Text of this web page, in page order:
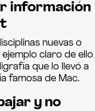
información
nuevas o
claro de ello
que lo llevó a
famosa de Mac.
y no